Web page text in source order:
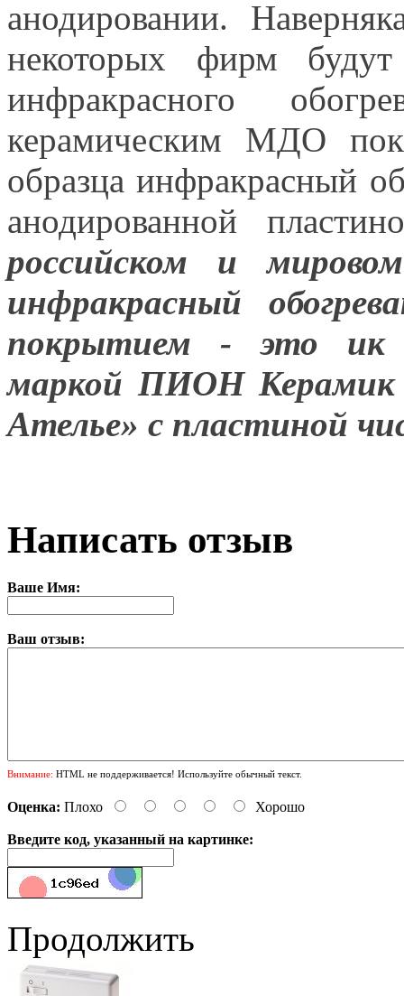
анодировании.
некоторых фирм
инфракрасного
керамическим МДО
образца инфракрасный
анодированной
российском и
инфракрасный
покрытием - это ик
маркой ПИОН Керамик
Ателье» с пластиной
Написать отзыв
Ваше Имя:
Ваш отзыв:
Внимание: HTML не поддерживается! Используйте обычный текст.
Оценка: Плохо Хорошо
Введите код, указанный на картинке:
Продолжить